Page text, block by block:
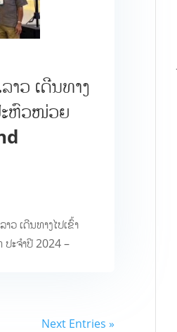
ວ ເດີນທາງ
ະຫົວໜ່ວຍ
ວ ເດີນທາງໄປເຂົ້າ
ະຈຳປີ 2024 –
Next Entries »